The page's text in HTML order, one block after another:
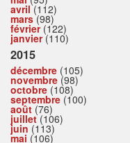
avril(112)
mars(98)
février(122)
janvier(110)
2015
décembre (105)
novembre (98)
octobre (108)
septembre (100)
août (76)
juillet(106)
juin (113)
mai (106)